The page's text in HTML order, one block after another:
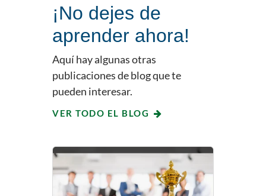
¡No dejes de
aprender ahora!
Aquí hay algunas otras
publicaciones de blog que te
pueden interesar.
VER TODO EL BLOG